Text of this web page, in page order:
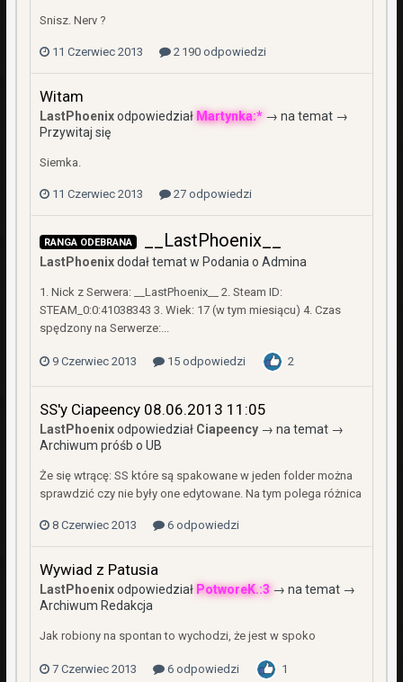
Snisz. Nerv ?
11 Czerwiec 2013 2 190 odpowiedzi
Witam
LastPhoenixodpowiedział Martynka:*→ na temat →
Przywitaj się
Siemka.
11 Czerwiec 2013 27 odpowiedzi
RANGA ODEBRANA __LastPhoenix__
LastPhoenixdodał temat w Podania o Admina
1. Nick z Serwera: __LastPhoenix__ 2. Steam ID:
STEAM_0:0:41038343 3. Wiek: 17 (w tym miesiącu) 4. Czas
spędzony na Serwerze:...
9 Czerwiec 2013 15 odpowiedzi 2
SS'y Ciapeency 08.06.2013 11:05
LastPhoenixodpowiedział Ciapeency→ na temat →
Archiwum próśb o UB
Że się wtrącę: SS które są spakowane w jeden folder można
sprawdzić czy nie były one edytowane. Na tym polega różnica
8 Czerwiec 2013 6 odpowiedzi
Wywiad z Patusia
LastPhoenixodpowiedział PotworeK.:3 → na temat →
Archiwum Redakcja
Jak robiony na spontan to wychodzi, że jest w spoko
7 Czerwiec 2013 6 odpowiedzi 1